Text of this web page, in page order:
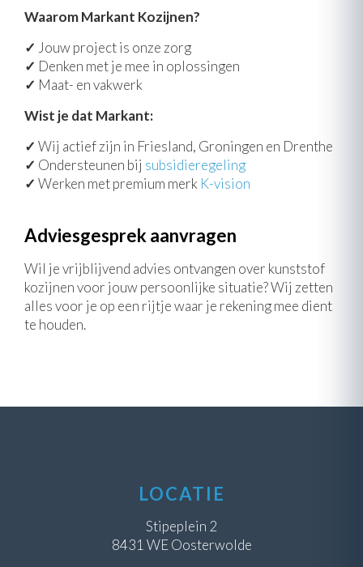
Waarom Markant Kozijnen?
✓ Jouw project is onze zorg
✓ Denken met je mee in oplossingen
✓ Maat- en vakwerk
Wist je dat Markant:
✓ Wij actief zijn in Friesland, Groningen en Drenthe
✓ Ondersteunen bij subsidieregeling
✓ Werken met premium merk K-vision
Adviesgesprek aanvragen
Wil je vrijblijvend advies ontvangen over kunststof
kozijnen voor jouw persoonlijke situatie? Wij zetten
alles voor je op een rijtje waar je rekening mee dient
te houden.
LOCATIE
Stipeplein 2
8431 WE Oosterwolde